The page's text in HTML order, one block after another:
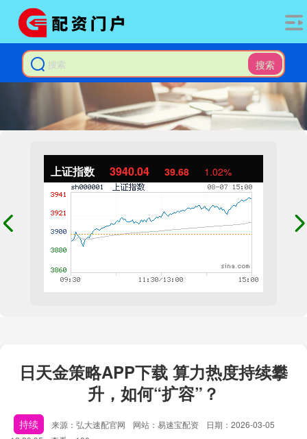
搜索
上证指数 3940.04 39.68 1.02%
日天金策略APP下载 算力热度持续攀
升，如何“扩容”？
持续 来源：弘大速配官网 网站：易速宝配资
日期：2026-03-05